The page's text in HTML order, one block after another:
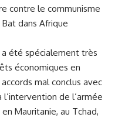
contre le communisme
dans Afrique
a été spécialement très
économiques en
mal conclus avec
de l’armée
Mauritanie, au Tchad,